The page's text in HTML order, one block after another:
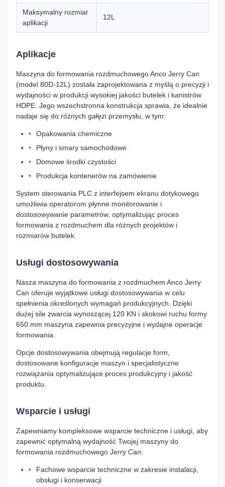
Maksymalny rozmiar
aplikacji
12L
Aplikacje
Maszyna do formowania rozdmuchowego Anco Jerry Can
(model 80D-12L) została zaprojektowana z myślą o precyzji i
wydajności w produkcji wysokiej jakości butelek i kanistrów
HDPE. Jego wszechstronna konstrukcja sprawia, że ​​idealnie
nadaje się do różnych gałęzi przemysłu, w tym:
Opakowania chemiczne
Płyny i smary samochodowe
Domowe środki czystości
Produkcja kontenerów na zamówienie
System sterowania PLC z interfejsem ekranu dotykowego
umożliwia operatorom płynne monitorowanie i
dostosowywanie parametrów, optymalizując proces
formowania z rozdmuchem dla różnych projektów i
rozmiarów butelek.
Usługi dostosowywania
Nasza maszyna do formowania z rozdmuchem Anco Jerry
Can oferuje wyjątkowe usługi dostosowywania w celu
spełnienia określonych wymagań produkcyjnych. Dzięki
dużej sile zwarcia wynoszącej 120 KN i skokowi ruchu formy
650 mm maszyna zapewnia precyzyjne i wydajne operacje
formowania.
Opcje dostosowywania obejmują regulacje form,
dostosowane konfiguracje maszyn i specjalistyczne
rozwiązania optymalizujące proces produkcyjny i jakość
produktu.
Wsparcie i usługi
Zapewniamy kompleksowe wsparcie techniczne i usługi, aby
zapewnić optymalną wydajność Twojej maszyny do
formowania rozdmuchowego Jerry Can:
Fachowe wsparcie techniczne w zakresie instalacji,
obsługi i konserwacji